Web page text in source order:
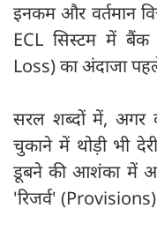
इनकम और वर्तमान
ECL सिस्टम में
Loss) का अंदाजा
सरल शब्दों में, अगर
चुकाने में थोड़ी भी
डूबने की आशंका में
'रिजर्व' (Provisions)